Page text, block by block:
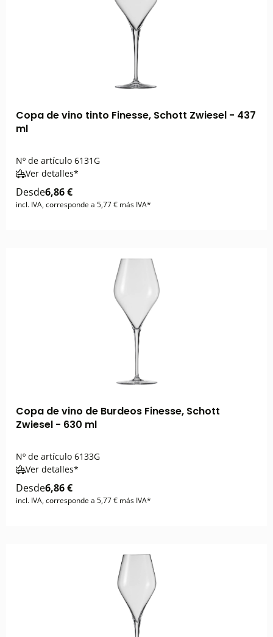
Copa de vino tinto Finesse, Schott Zwiesel - 437
ml
Nº de artículo 6131G
Ver detalles*
Desde6,86 €
incl. IVA, corresponde a 5,77 € más IVA*
Copa de vino de Burdeos Finesse, Schott
Zwiesel - 630 ml
Nº de artículo 6133G
Ver detalles*
Desde6,86 €
incl. IVA, corresponde a 5,77 € más IVA*